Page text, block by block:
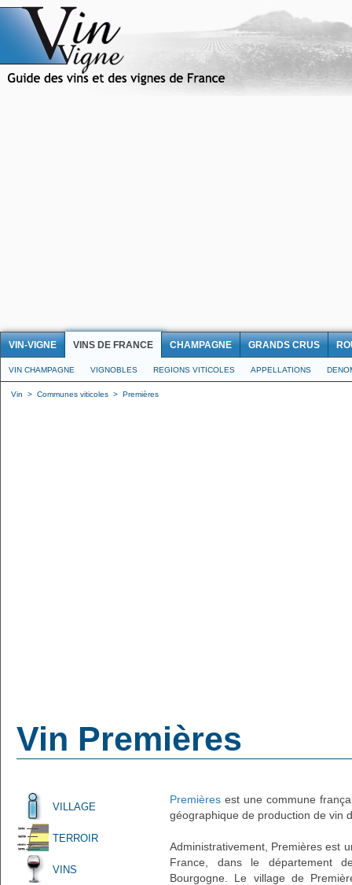
VIN-VIGNE VINS DE FRANCE CHAMPAGNE GRANDS CRUS
VIN CHAMPAGNE VIGNOBLES REGIONS VITICOLES APPELLATIONS
Vin > Communes viticoles > Premières
Vin Premières
VILLAGE
TERROIR
VINS
Premières est une commune
géographique de production de vin
Administrativement, Premières est
France, dans le département
Bourgogne. Le village de